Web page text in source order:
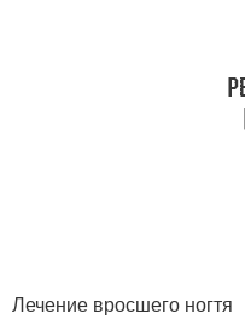
Лечение вросшего ногтя